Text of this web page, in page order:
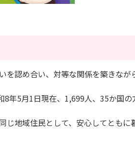
を認め合い、対等な関係を築きなが
年5月1日現在、1,699人、35か国の
じ地域住民として、安心してともに